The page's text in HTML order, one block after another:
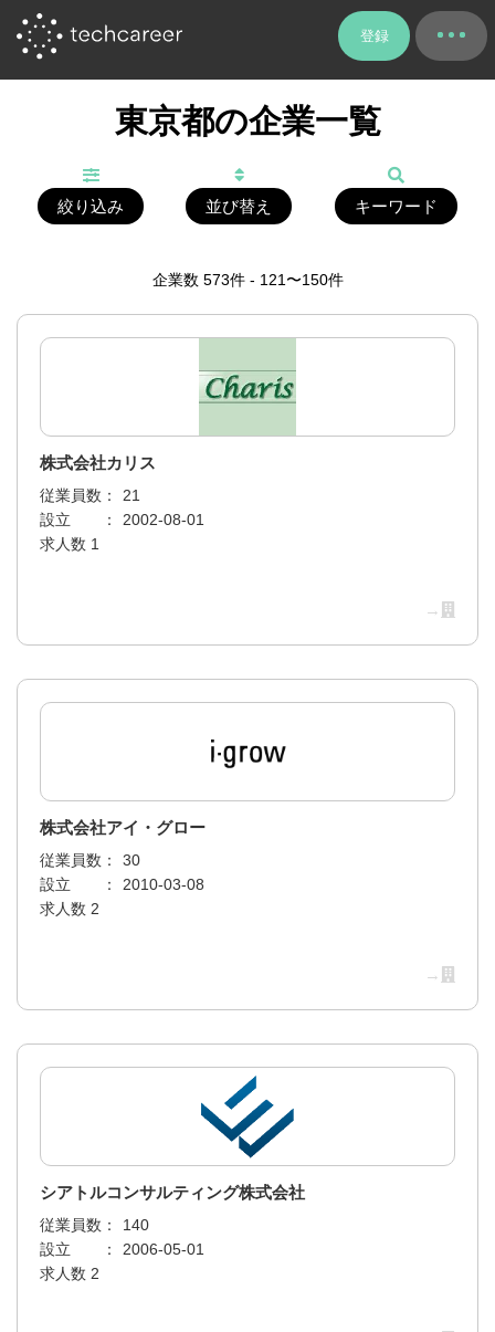
登録
東京都の企業一覧
絞り込み 並び替え キーワード
企業数 573件 - 121〜150件
株式会社カリス
従業員数：
21
設立 ：
2002-08-01
求人数 1
→
株式会社アイ・グロー
従業員数：
30
設立 ：
2010-03-08
求人数 2
→
シアトルコンサルティング株式会社
従業員数：
140
設立 ：
2006-05-01
求人数 2